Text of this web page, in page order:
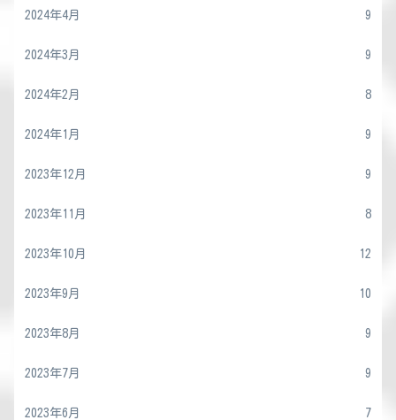
2024年4月 9
2024年3月 9
2024年2月 8
2024年1月 9
2023年12月 9
2023年11月 8
2023年10月 12
2023年9月 10
2023年8月 9
2023年7月 9
2023年6月 7